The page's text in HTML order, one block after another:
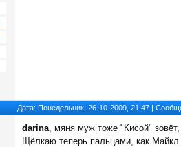
Дата: Понедельник, 26-10-2009, 21:47 |
darina, мяня муж тоже "Кисой"
Щёлкаю теперь пальцами, как Майкл